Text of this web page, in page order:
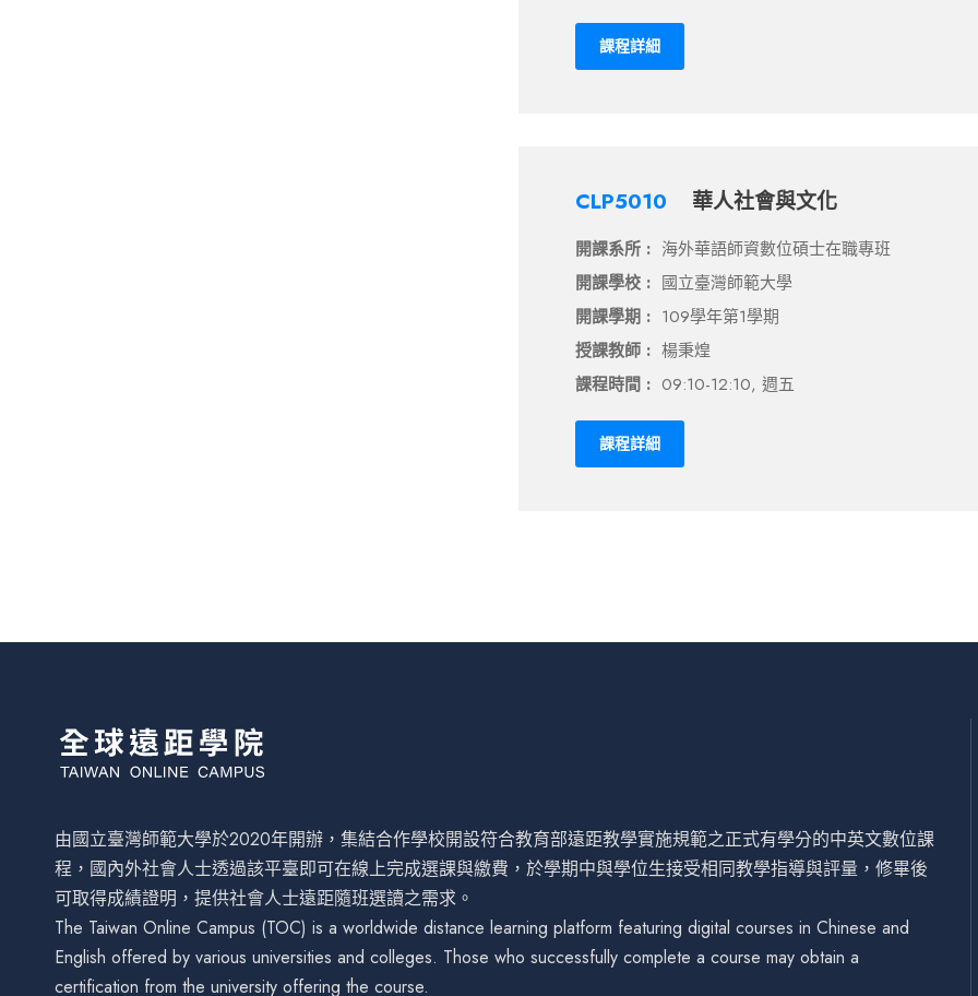
課程詳細
CLP5010 華人社會與文化
開課系所 : 海外華語師資數位碩士在職專班
開課學校 : 國立臺灣師範大學
開課學期 : 109學年第1學期
授課教師 : 楊秉煌
課程時間 : 09:10-12:10, 週五
課程詳細
由國立臺灣師範大學於2020年開辦，集結合作學校開設符合教育部遠距教學實施規範之正式有學分的中英文數位課
程，國內外社會人士透過該平臺即可在線上完成選課與繳費，於學期中與學位生接受相同教學指導與評量，修畢後
可取得成績證明，提供社會人士遠距隨班選讀之需求。
The Taiwan Online Campus (TOC) is a worldwide distance learning platform featuring digital courses in Chinese and
English offered by various universities and colleges. Those who successfully complete a course may obtain a
certification from the university offering the course.